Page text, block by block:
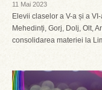
11 Mai 2023
Elevii claselor a V-a și a
Mehedinți, Gorj, Dolj, Olt,
consolidarea materiei la